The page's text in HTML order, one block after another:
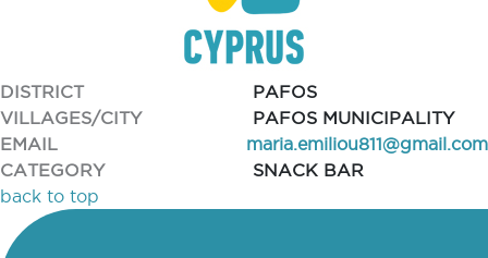
DISTRICT
PAFOS
VILLAGES/CITY
PAFOS MUNICIPALITY
EMAIL
maria.emiliou811@gmail.com
CATEGORY
SNACK BAR
back to top